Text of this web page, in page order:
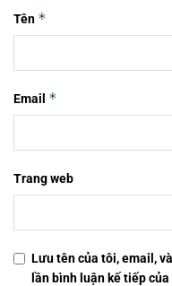
Tên *
Email *
Trang web
Lưu tên của tôi, email,
lần bình luận kế tiếp